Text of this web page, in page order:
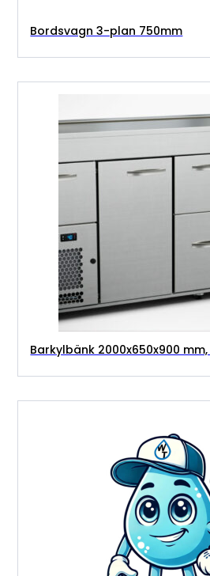
Bordsvagn 3-plan 750mm
Barkylbänk 2000x650x900